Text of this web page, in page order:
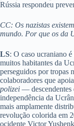
Rússia respondeu
CC: Os nazistas
mundo. Por que os da
LS: O caso ucraniano
muitos habitantes da
perseguidos por tropas
colaboradores que
polizei — descendentes
independência da
mais amplamente
revolução colorida em
ocidente Victor